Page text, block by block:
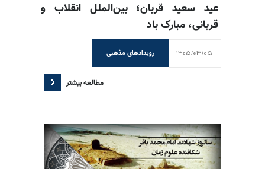
عید سعید قربان؛ بین‌الملل انقلاب و
قربانی، مبارک باد
رویدادهای مذهبی 1405/03/05
مطالعه بیشتر